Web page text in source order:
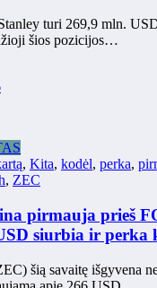
turi 269,9 mln.
šios pozicijos…
, Kita, kodėl, perka,
, ZEC
pirmauja prieš
siurbia ir perka
šią savaitę išgyvena